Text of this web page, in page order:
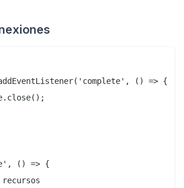
() => {
() => {